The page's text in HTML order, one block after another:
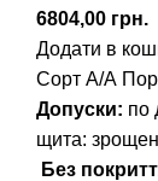
грн.
Додати в
Сорт А/А
Допуски: по
щита:
Без